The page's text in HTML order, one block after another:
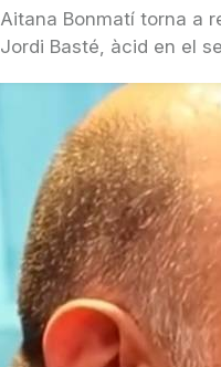
Aitana Bonmatí torna a
Jordi Basté, àcid en el